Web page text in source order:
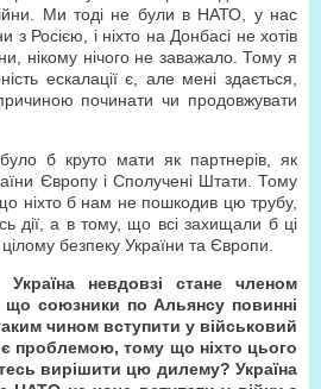
Ми тоді не були в НАТО, у нас
з Росією, і ніхто на Донбасі не хотів
нікому нічого не заважало. Тому я
ескалації є, але мені здається,
починати чи продовжувати
б круто мати як партнерів, як
Європу і Сполучені Штати. Тому
ніхто б нам не пошкодив цю трубу,
дії, а в тому, що всі захищали б ці
безпеку України та Європи.
невдовзі стане членом
союзники по Альянсу повинні
чином вступити у військовий
проблемою, тому що ніхто цього
вирішити цю дилему? Україна